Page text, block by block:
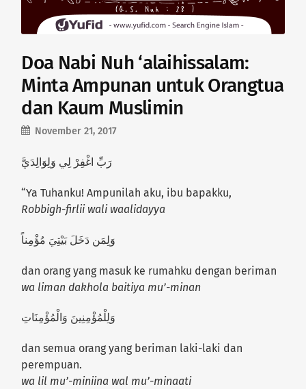
Doa Nabi Nuh ‘alaihissalam:
Minta Ampunan untuk Orangtua
dan Kaum Muslimin
November 21, 2017
رَبِّ اغْفِرْ لِي وَلِوَالِدَيَّ
“Ya Tuhanku! Ampunilah aku, ibu bapakku,
Robbigh-firlii wali waalidayya
وَلِمَن دَخَلَ بَيْتِيَ مُؤْمِناً
dan orang yang masuk ke rumahku dengan beriman
wa liman dakhola baitiya mu’-minan
وَلِلْمُؤْمِنِينَ وَالْمُؤْمِنَاتِ
dan semua orang yang beriman laki-laki dan
perempuan.
wa lil mu’-miniina wal mu’-minaati